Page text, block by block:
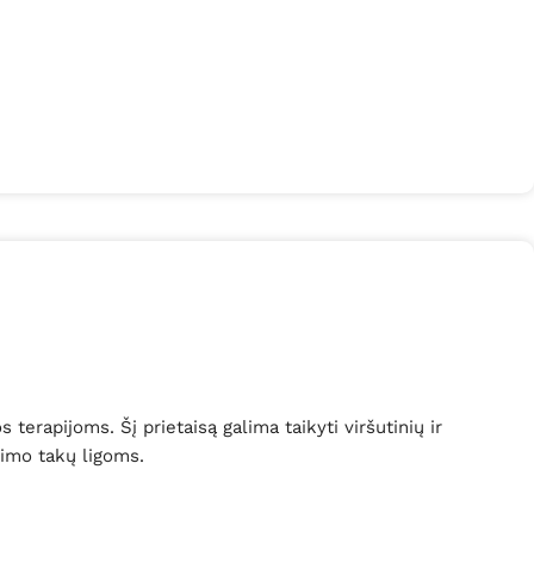
terapijoms. Šį prietaisą galima taikyti viršutinių ir
takų ligoms.